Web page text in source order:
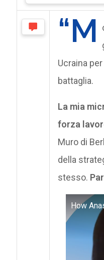
“M
Ucraina
battaglia.
La mia
forza
Muro di
della
stesso.
How